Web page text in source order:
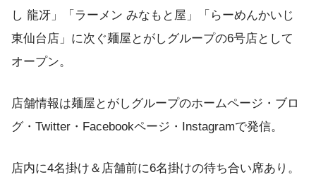
し 龍冴」「ラーメン みなもと屋」「らーめんかいじ
東仙台店」に次ぐ麺屋とがしグループの6号店として
オープン。
店舗情報は麺屋とがしグループのホームページ・ブロ
グ・Twitter・Facebookページ・Instagramで発信。
店内に4名掛け＆店舗前に6名掛けの待ち合い席あり。